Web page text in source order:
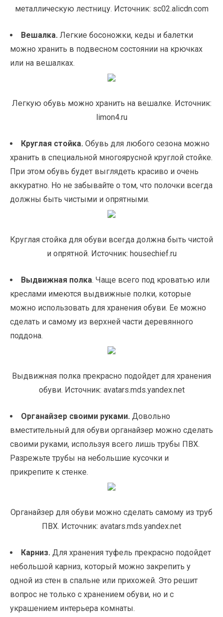
металлическую лестницу. Источник: sc02.alicdn.com
Вешалка. Легкие босоножки, кеды и балетки
можно хранить в подвесном состоянии на крючках
или на вешалках.
Легкую обувь можно хранить на вешалке. Источник:
limon4.ru
Круглая стойка. Обувь для любого сезона можно
хранить в специальной многоярусной круглой стойке.
При этом обувь будет выглядеть красиво и очень
аккуратно. Но не забывайте о том, что полочки всегда
должны быть чистыми и опрятными.
Круглая стойка для обуви всегда должна быть чистой
и опрятной. Источник: housechief.ru
Выдвижная полка. Чаще всего под кроватью или
креслами имеются выдвижные полки, которые
можно использовать для хранения обуви. Ее можно
сделать и самому из верхней части деревянного
поддона.
Выдвижная полка прекрасно подойдет для хранения
обуви. Источник: avatars.mds.yandex.net
Органайзер своими руками. Довольно
вместительный для обуви органайзер можно сделать
своими руками, используя всего лишь трубы ПВХ.
Разрежьте трубы на небольшие кусочки и
прикрепите к стенке.
Органайзер для обуви можно сделать самому из труб
ПВХ. Источник: avatars.mds.yandex.net
Карниз. Для хранения туфель прекрасно подойдет
небольшой карниз, который можно закрепить у
одной из стен в спальне или прихожей. Это решит
вопрос не только с хранением обуви, но и с
украшением интерьера комнаты.